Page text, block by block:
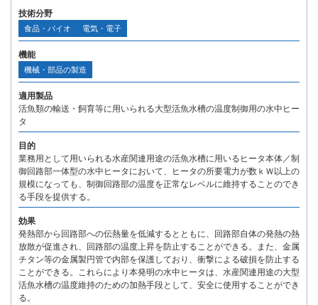
技術分野
食品・バイオ 電気・電子
機能
機械・部品の製造
適用製品
活魚類の輸送・飼育等に用いられる大型活魚水槽の温度制御用の水中ヒー
タ
目的
業務用として用いられる水産関連用途の活魚水槽に用いるヒータ本体／制
御回路部一体型の水中ヒータにおいて、ヒータの所要電力が数ｋＷ以上の
規模になっても、制御回路部の温度を正常なレベルに維持することのでき
る手段を提供する。
効果
発熱部から回路部への伝熱量を低減するとともに、回路部自体の発熱の熱
放散が促進され、回路部の温度上昇を防止することができる。また、金属
チタン等の金属製円管で内部を保護しており、衝撃による破損を防止する
ことができる。これらにより本発明の水中ヒータは、水産関連用途の大型
活魚水槽の温度維持のための加熱手段として、安全に使用することができ
る。